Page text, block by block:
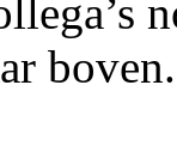
boven.